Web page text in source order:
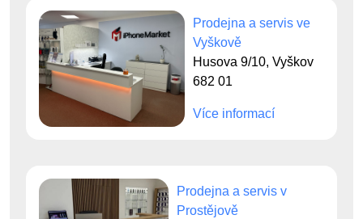
Prodejna a servis ve
Vyškově
Husova 9/10, Vyškov
682 01
Více informací
Prodejna a servis v
Prostějově